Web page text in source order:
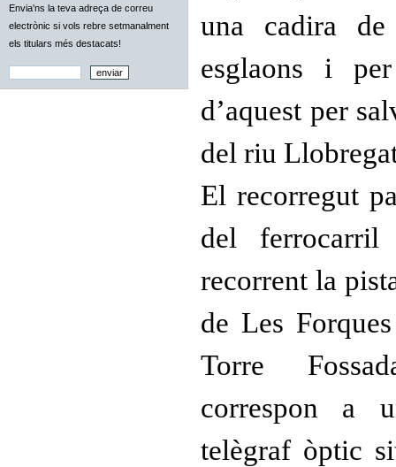
Envia'ns la teva adreça de correu
electrònic si vols rebre setmanalment
els titulars més destacats!
una cadira
esglaons i
d’aquest per
del riu
El recorregut
del ferrocarril
recorrent la
de Les
Torre
correspon a
telègraf òptic